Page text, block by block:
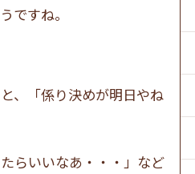
ですね。
、「係り決めが明日やね
らいいなあ・・・」など